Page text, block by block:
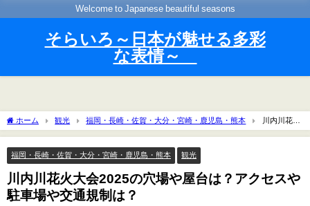
Welcome to Japanese beautiful seasons
そらいろ～日本が魅せる多彩
な表情～
ホーム 観光 福岡・長崎・佐賀・大分・宮崎・鹿児島・熊本
川内川花火
大会2025の穴場や屋台は？アクセスや駐車場や交通規制は？
福岡・長崎・佐賀・大分・宮崎・鹿児島・熊本 観光
川内川花火大会2025の穴場や屋台は？アクセスや
駐車場や交通規制は？